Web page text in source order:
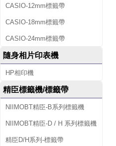
CASIO-12mm標籤帶
CASIO-18mm標籤帶
CASIO-24mm標籤帶
隨身相片印表機
HP相印機
精臣標籤機/標籤帶
NIIMOBT精臣-B系列標籤機
NIIMOBT精臣-D / H 系列標籤機
精臣D/H系列-標籤帶